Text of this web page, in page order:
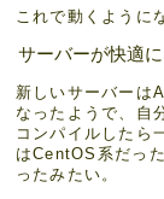
これで動くよう
サーバーが快適
新しいサーバーは
なったようで、自
コンパイルしたら
はCentOS系だっ
ったみたい。